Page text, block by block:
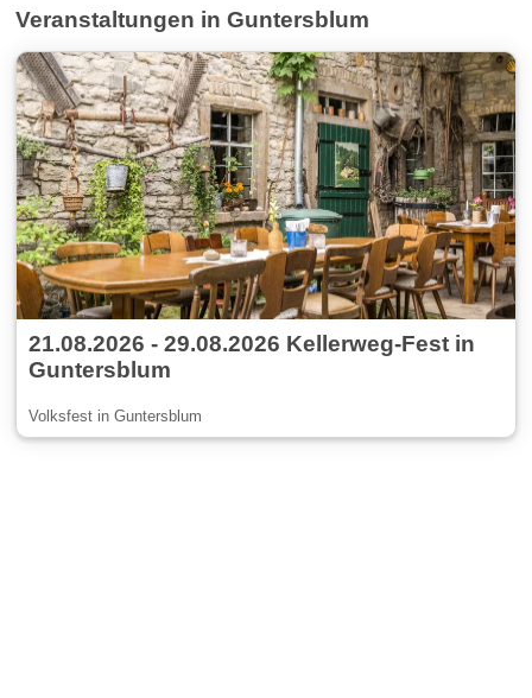
Veranstaltungen in Guntersblum
21.08.2026 - 29.08.2026 Kellerweg-Fest in
Guntersblum
Volksfest in Guntersblum